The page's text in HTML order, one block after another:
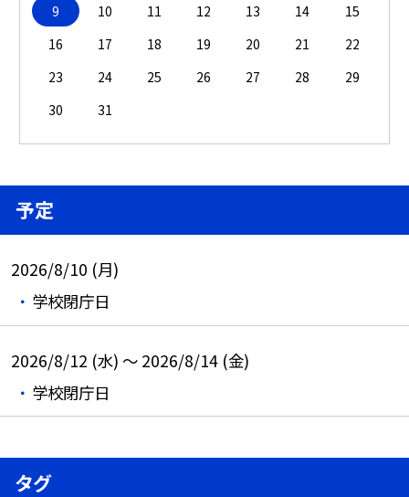
9
10 11 12 13 14
15
16
17 18 19 20 21
22
23
24 25 26 27 28
29
30
31
予定
2026/8/10 (月)
学校閉庁日
2026/8/12 (水) ～ 2026/8/14 (金)
学校閉庁日
タグ